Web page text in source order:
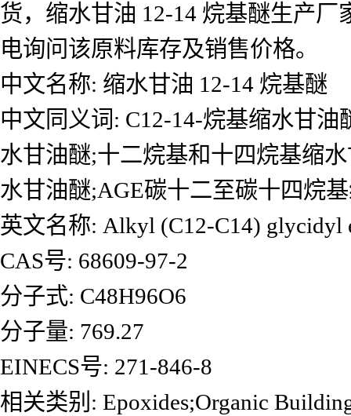
货，缩水甘油 12-14 烷基醚生产
电询问该原料库存及销售价格。
中文名称: 缩水甘油 12-14 烷基醚
中文同义词: C12-14-烷基缩水甘
水甘油醚;十二烷基和十四烷基缩
水甘油醚;AGE碳十二至碳十四烷
英文名称: Alkyl (C12-C14) glycidyl
CAS号: 68609-97-2
分子式: C48H96O6
分子量: 769.27
EINECS号: 271-846-8
相关类别: Epoxides;Organic